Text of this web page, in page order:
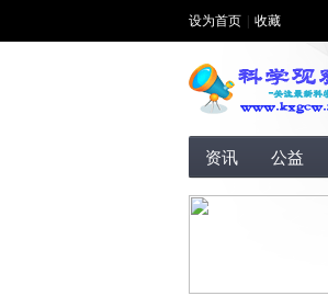
设为首页 收藏
资讯 公益